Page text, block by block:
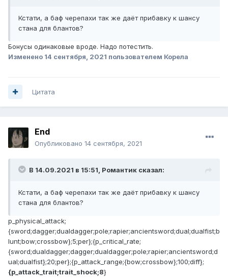
Кстати, а баф черепахи так же даёт прибавку к шансу
стана для блантов?
Бонусы одинаковые вроде. Надо потестить.
Изменено 14 сентября, 2021 пользователем Корела
Цитата
Еnd
Опубликовано 14 сентября, 2021
В 14.09.2021 в 15:51, Романтик сказал:
Кстати, а баф черепахи так же даёт прибавку к шансу
стана для блантов?
p_physical_attack;
{sword;dagger;dualdagger;pole;rapier;ancientsword;dual;dualfist;b
lunt;bow;crossbow};5;per};{p_critical_rate;
{sword;dualdagger;dagger;dualdagger;pole;rapier;ancientsword;d
ual;dualfist};20;per};{p_attack_range;{bow;crossbow};100;diff};
{p_attack_trait;trait_shock;8}